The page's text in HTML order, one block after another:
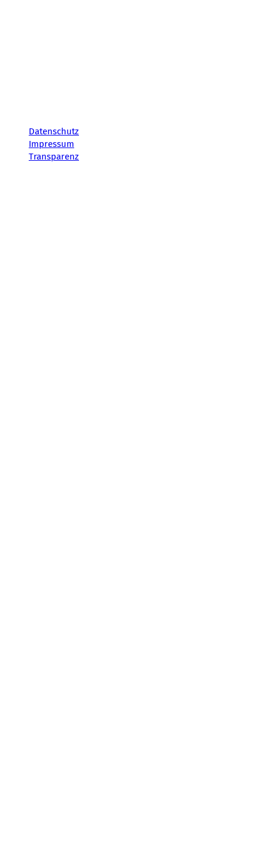
Datenschutz
Impressum
Transparenz